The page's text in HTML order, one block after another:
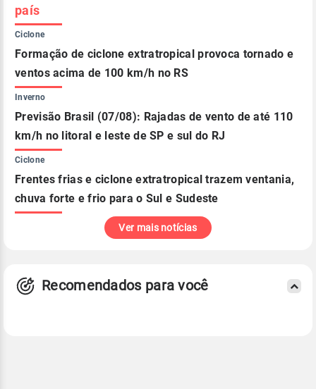
país
Ciclone
Formação de ciclone extratropical provoca tornado e
ventos acima de 100 km/h no RS
Inverno
Previsão Brasil (07/08): Rajadas de vento de até 110
km/h no litoral e leste de SP e sul do RJ
Ciclone
Frentes frias e ciclone extratropical trazem ventania,
chuva forte e frio para o Sul e Sudeste
Ver mais notícias
Recomendados para você